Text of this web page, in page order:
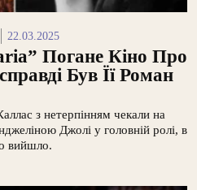
22.03.2025
Погане Кіно Про
Був Її Роман
з нетерпінням чекали на
Джолі у головній ролі, в
вийшло.